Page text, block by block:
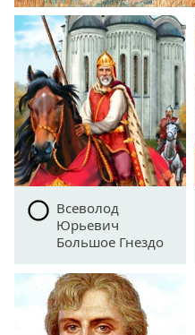
Всеволод
Юрьевич
Большое Гнездо